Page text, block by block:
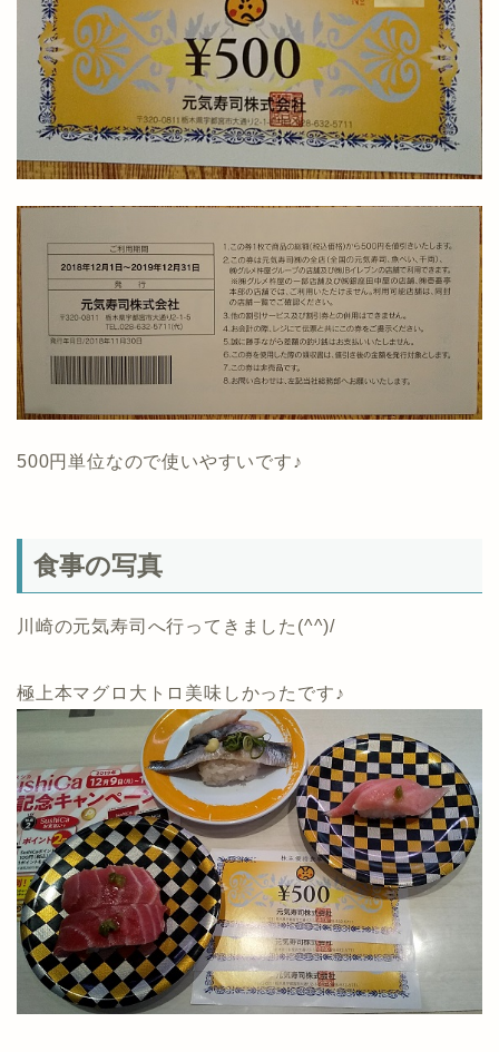
500円単位なので使いやすいです♪
食事の写真
川崎の元気寿司へ行ってきました(^^)/
極上本マグロ大トロ美味しかったです♪